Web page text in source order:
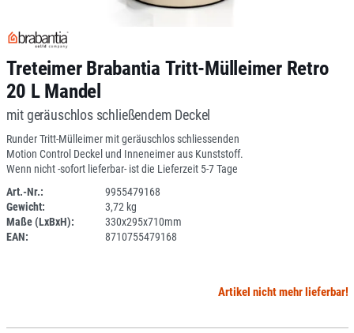
Treteimer Brabantia Tritt-Mülleimer Retro
20 L Mandel
mit geräuschlos schließendem Deckel
Runder Tritt-Mülleimer mit geräuschlos schliessenden
Motion Control Deckel und Inneneimer aus Kunststoff.
Wenn nicht -sofort lieferbar- ist die Lieferzeit 5-7 Tage
Art.-Nr.:
9955479168
Gewicht:
3,72 kg
Maße (LxBxH):
330x295x710mm
EAN:
8710755479168
Artikel nicht mehr lieferbar!